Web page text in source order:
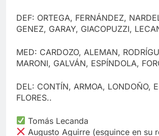
DEF: ORTEGA, FERNÁNDEZ,
GENEZ, GARAY, GIACOPUZZI,
MED: CARDOZO, ALEMAN,
MARONI, GALVÁN, ESPÍNDOLA,
DEL: CONTÍN, ARMOA, LONDOÑO,
FLORES..
Tomás Lecanda
Augusto Aguirre (esguince en su